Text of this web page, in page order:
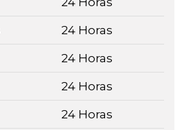
24 Horas
24 Horas
24 Horas
24 Horas